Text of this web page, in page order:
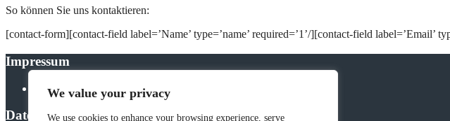
We value your privacy
We use cookies to enhance your browsing experience, serve
So können Sie uns kontaktieren:
[contact-form][contact-field label=’Name’ type=’name’ required=’1’/][contact-field label=’Email’
Impressum
IMPRESSUM
Datenschutz